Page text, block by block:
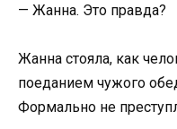
— Жанна. Это правда?
Жанна стояла, как
поеданием чужого
Формально не